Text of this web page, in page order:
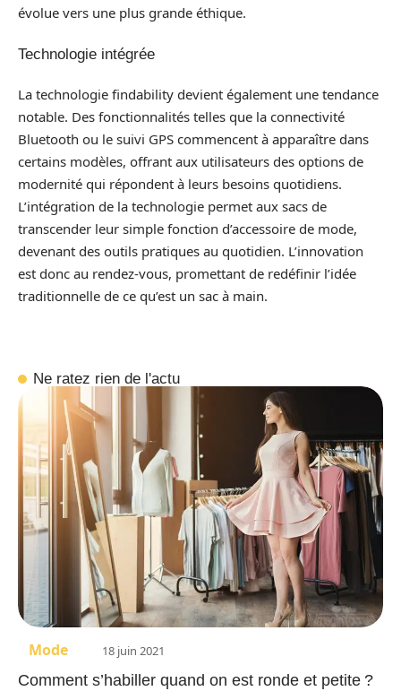
évolue vers une plus grande éthique.
Technologie intégrée
La technologie findability devient également une tendance
notable. Des fonctionnalités telles que la connectivité
Bluetooth ou le suivi GPS commencent à apparaître dans
certains modèles, offrant aux utilisateurs des options de
modernité qui répondent à leurs besoins quotidiens.
L’intégration de la technologie permet aux sacs de
transcender leur simple fonction d’accessoire de mode,
devenant des outils pratiques au quotidien. L’innovation
est donc au rendez-vous, promettant de redéfinir l’idée
traditionnelle de ce qu’est un sac à main.
Ne ratez rien de l'actu
Mode 18 juin 2021
Comment s’habiller quand on est ronde et petite ?